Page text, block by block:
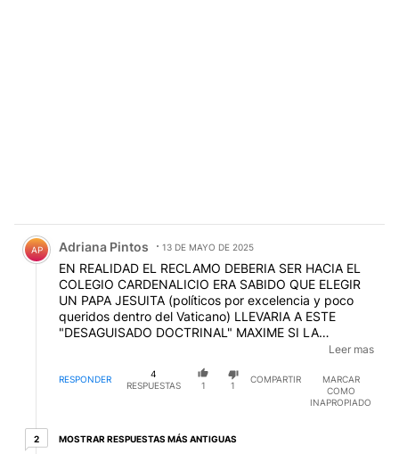
Comentario de Adriana Pintos.
AP Adriana Pintos 13 DE MAYO DE 2025
EN REALIDAD EL RECLAMO DEBERIA SER HACIA EL
COLEGIO CARDENALICIO ERA SABIDO QUE ELEGIR
UN PAPA JESUITA (políticos por excelencia y poco
queridos dentro del Vaticano) LLEVARIA A ESTE
"DESAGUISADO DOCTRINAL" MAXIME SI LA
PERONISMO ARGENTINO PARTIDO QUE MANIPULO
(tergiversó) EL CONCEPTO DE DOCTRINA SOCIAL DE
Leer mas
RESPONDER
4
RESPUESTAS
1 1
COMPARTIR
MARCAR
COMO
INAPROPIADO
22 respuestas más antiguas
MOSTRAR RESPUESTAS MÁS ANTIGUAS